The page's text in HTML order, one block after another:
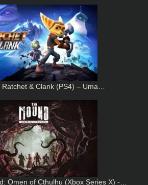
& Clank (PS4) – Uma…
Omen of Cthulhu (Xbox Series X) -…